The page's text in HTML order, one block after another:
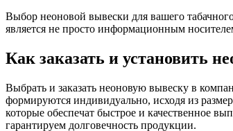
Выбор неоновой вывески для вашего
является не просто информационным
Как заказать и установить
Выбрать и заказать неоновую вывеску в
формируются индивидуально, исходя из
которые обеспечат быстрое и качественное
гарантируем долговечность продукции.